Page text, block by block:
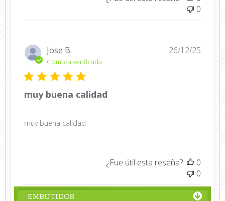
0
Jose B.
Compra verificada
muy buena calidad
muy buena calidad
26/12/25
¿Fue útil esta reseña?
0
0
EMBUTIDOS